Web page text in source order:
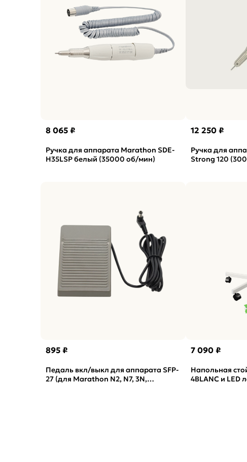
8 065 ₽
Ручка для аппарата Marathon SDE-
H35LSP белый (35000 об/мин)
12 250 ₽
Ручка для
Strong 120
895 ₽
Педаль вкл/выкл для аппарата SFP-
27 (для Marathon N2, N7, 3N,
7 090 ₽
Напольная
4BLANC и LED